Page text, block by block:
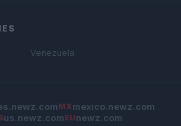
Venezuela
MXmexico.newz.com
us.newz.com EUnewz.com